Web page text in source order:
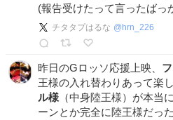
(報告受けたって言ったばっ
チタタプはるな @ hrn_226
昨日のGロッソ応援上映、
王様の入れ替わりあって楽
ル様 （中身陸王様）が本当
ーンとか完全に陸王様だっ